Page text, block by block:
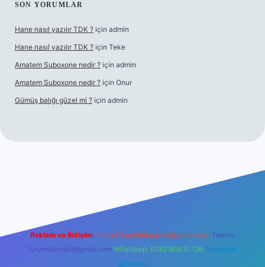
SON YORUMLAR
Hane nasıl yazılır TDK ? için admin
Hane nasıl yazılır TDK ? için Teke
Amatem Suboxone nedir ? için admin
Amatem Suboxone nedir ? için Onur
Gümüş balığı güzel mi ? için admin
Reklam ve İletişim: E-mail: backlinkpaneli@gmail.com Teams:
forumhizmeti@gmail.com Whatsapp: 0262 606 0 726 Telegram:
@karabul